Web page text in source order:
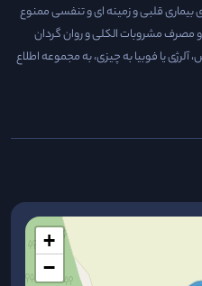
بیماری قلبی و زمینه ای و تنفسی ممنوع
مصرف مشروبات الکلی و روان گردان
یا فوبیا به چیزی، به مجموعه اطلاع
+
−